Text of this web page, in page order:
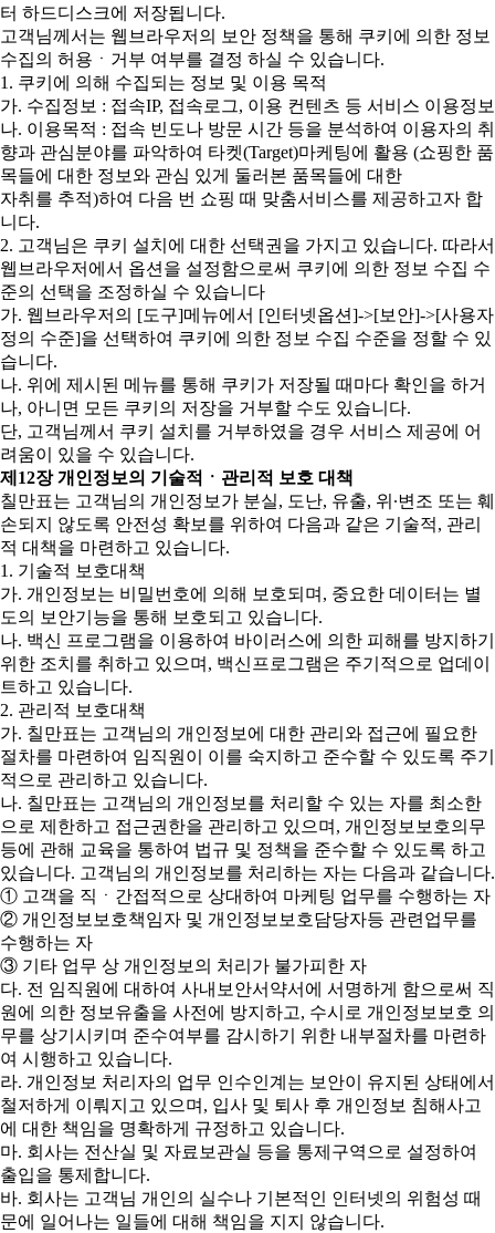
터 하드디스크에 저장됩니다.
고객님께서는 웹브라우저의 보안 정책을 통해 쿠키에 의한 정보
수집의 허용ㆍ거부 여부를 결정 하실 수 있습니다.
1. 쿠키에 의해 수집되는 정보 및 이용 목적
가. 수집정보 : 접속IP, 접속로그, 이용 컨텐츠 등 서비스 이용정보
나. 이용목적 : 접속 빈도나 방문 시간 등을 분석하여 이용자의 취
향과 관심분야를 파악하여 타켓(Target)마케팅에 활용 (쇼핑한 품
목들에 대한 정보와 관심 있게 둘러본 품목들에 대한
자취를 추적)하여 다음 번 쇼핑 때 맞춤서비스를 제공하고자 합
니다.
2. 고객님은 쿠키 설치에 대한 선택권을 가지고 있습니다. 따라서
웹브라우저에서 옵션을 설정함으로써 쿠키에 의한 정보 수집 수
준의 선택을 조정하실 수 있습니다
가. 웹브라우저의 [도구]메뉴에서 [인터넷옵션]->[보안]->[사용자
정의 수준]을 선택하여 쿠키에 의한 정보 수집 수준을 정할 수 있
습니다.
나. 위에 제시된 메뉴를 통해 쿠키가 저장될 때마다 확인을 하거
나, 아니면 모든 쿠키의 저장을 거부할 수도 있습니다.
단, 고객님께서 쿠키 설치를 거부하였을 경우 서비스 제공에 어
려움이 있을 수 있습니다.
제12장 개인정보의 기술적ㆍ관리적 보호 대책
칠만표는 고객님의 개인정보가 분실, 도난, 유출, 위∙변조 또는 훼
손되지 않도록 안전성 확보를 위하여 다음과 같은 기술적, 관리
적 대책을 마련하고 있습니다.
1. 기술적 보호대책
가. 개인정보는 비밀번호에 의해 보호되며, 중요한 데이터는 별
도의 보안기능을 통해 보호되고 있습니다.
나. 백신 프로그램을 이용하여 바이러스에 의한 피해를 방지하기
위한 조치를 취하고 있으며, 백신프로그램은 주기적으로 업데이
트하고 있습니다.
2. 관리적 보호대책
가. 칠만표는 고객님의 개인정보에 대한 관리와 접근에 필요한
절차를 마련하여 임직원이 이를 숙지하고 준수할 수 있도록 주기
적으로 관리하고 있습니다.
나. 칠만표는 고객님의 개인정보를 처리할 수 있는 자를 최소한
으로 제한하고 접근권한을 관리하고 있으며, 개인정보보호의무
등에 관해 교육을 통하여 법규 및 정책을 준수할 수 있도록 하고
있습니다. 고객님의 개인정보를 처리하는 자는 다음과 같습니다.
① 고객을 직ㆍ간접적으로 상대하여 마케팅 업무를 수행하는 자
② 개인정보보호책임자 및 개인정보보호담당자등 관련업무를
수행하는 자
③ 기타 업무 상 개인정보의 처리가 불가피한 자
다. 전 임직원에 대하여 사내보안서약서에 서명하게 함으로써 직
원에 의한 정보유출을 사전에 방지하고, 수시로 개인정보보호 의
무를 상기시키며 준수여부를 감시하기 위한 내부절차를 마련하
여 시행하고 있습니다.
라. 개인정보 처리자의 업무 인수인계는 보안이 유지된 상태에서
철저하게 이뤄지고 있으며, 입사 및 퇴사 후 개인정보 침해사고
에 대한 책임을 명확하게 규정하고 있습니다.
마. 회사는 전산실 및 자료보관실 등을 통제구역으로 설정하여
출입을 통제합니다.
바. 회사는 고객님 개인의 실수나 기본적인 인터넷의 위험성 때
문에 일어나는 일들에 대해 책임을 지지 않습니다.